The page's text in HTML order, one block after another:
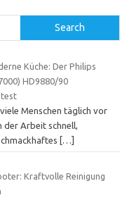
Search
Küche: Der Philips
HD9880/90
Menschen täglich vor
der Arbeit schnell,
[…]
Kraftvolle Reinigung